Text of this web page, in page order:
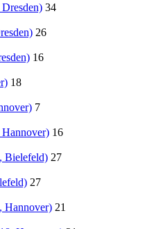
34
26
16
18
7
16
Bielefeld) 27
27
Hannover) 21